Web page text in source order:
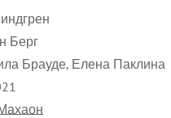
Берг
Брауде, Елена Паклина